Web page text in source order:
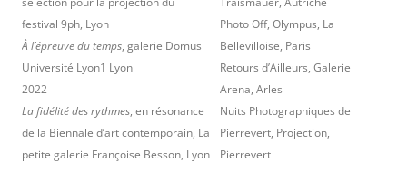
festival 9ph, Lyon
À l’épreuve du temps, galerie Domus
Université Lyon1 Lyon
2022
La fidélité des rythmes, en résonance
de la Biennale d’art contemporain, La
petite galerie Françoise Besson, Lyon
Photo Off, Olympus, La
Bellevilloise, Paris
Retours d’Ailleurs, Galerie
Arena, Arles
Nuits Photographiques de
Pierrevert, Projection,
Pierrevert